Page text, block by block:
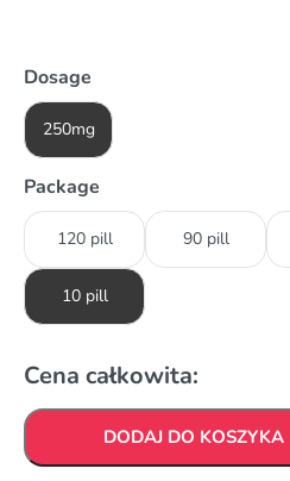
Dosage
250mg
Package
120 pill 90 pill
10 pill
Cena całkowita:
DODAJ DO KOSZYKA